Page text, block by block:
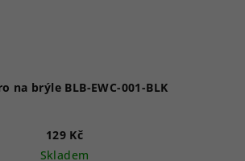
na brýle BLB-EWC-001-BLK
129 Kč
Skladem